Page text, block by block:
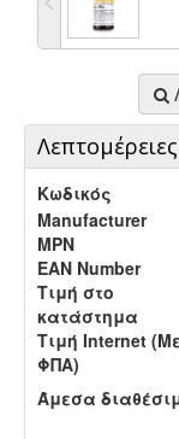
Λεπτομέρειες
Κωδικός
Manufacturer
MPN
EAN Number
Τιμή στο
κατάστημα
Τιμή Internet (Με
ΦΠΑ)
Άμεσα